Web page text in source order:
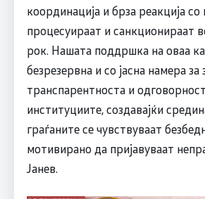
координација и брза реакција со
процесуираат и санкционираат
рок. Нашата поддршка на оваа
безрезервна и со јасна намера
транспарентноста и
институциите, создавајќи
граѓаните се чувствуваат
мотивирано да пријавуваат
Јанев.